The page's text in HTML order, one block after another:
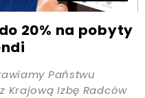
20% na pobyty
Państwu
Krajową Izbę Radców